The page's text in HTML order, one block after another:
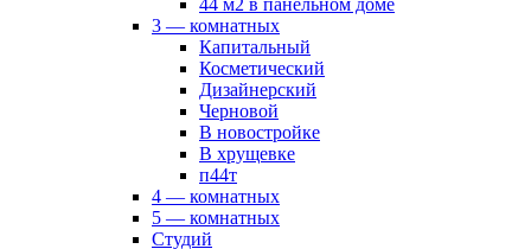
44 м2 в панельном доме
3 — комнатных
Капитальный
Косметический
Дизайнерский
Черновой
В новостройке
В хрущевке
п44т
4 — комнатных
5 — комнатных
Студий